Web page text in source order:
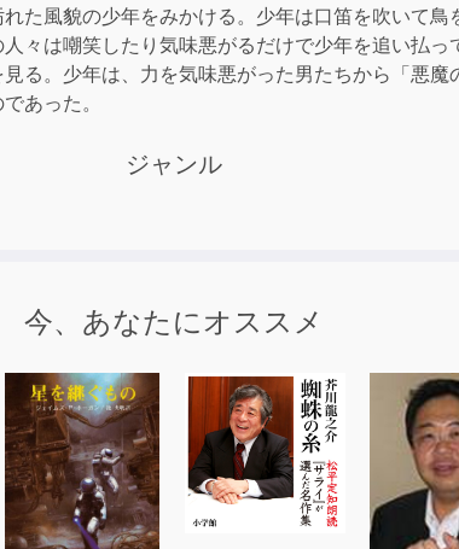
volume.
た風貌の少年をみかける。少年は口笛を吹いて鳥
々は嘲笑したり気味悪がるだけで少年を追い払
る。少年は、力を気味悪がった男たちから「悪魔
あった。
ジャンル
今、あなたにオススメ